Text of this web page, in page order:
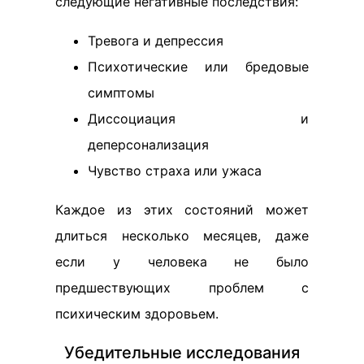
Тревога и депрессия
Психотические или бредовые
симптомы
Диссоциация и
деперсонализация
Чувство страха или ужаса
Каждое из этих состояний может
длиться несколько месяцев, даже
если у человека не было
предшествующих проблем с
психическим здоровьем.
Убедительные исследования